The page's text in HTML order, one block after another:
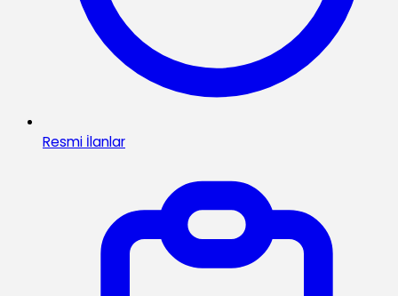
Resmi İlanlar